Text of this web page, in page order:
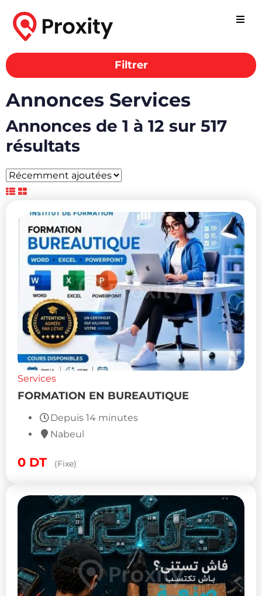
Filtrer
Annonces Services
Annonces de 1 à 12 sur 517
résultats
Services
FORMATION EN BUREAUTIQUE
Depuis 14 minutes
Nabeul
0 DT (Fixe)